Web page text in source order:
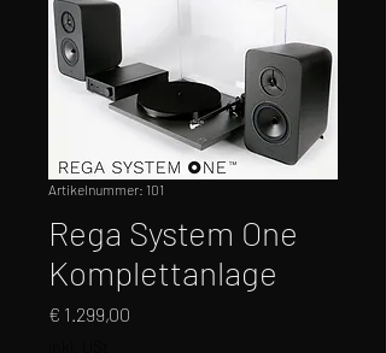
Artikelnummer: 101
Rega System One
Komplettanlage
€ 1.299,00